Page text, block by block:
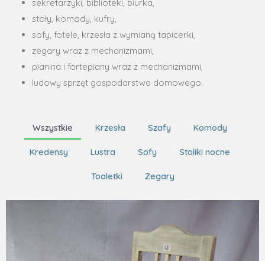
sekretarzyki, biblioteki, biurka,
stoły, komody, kufry,
sofy, fotele, krzesła z wymianą tapicerki,
zegary wraz z mechanizmami,
pianina i fortepiany wraz z mechanizmami,
ludowy sprzęt gospodarstwa domowego.
Wszystkie Krzesła Szafy Komody
Kredensy Lustra Sofy Stoliki nocne
Toaletki Zegary